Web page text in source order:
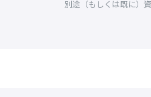
別途（もしくは既に）